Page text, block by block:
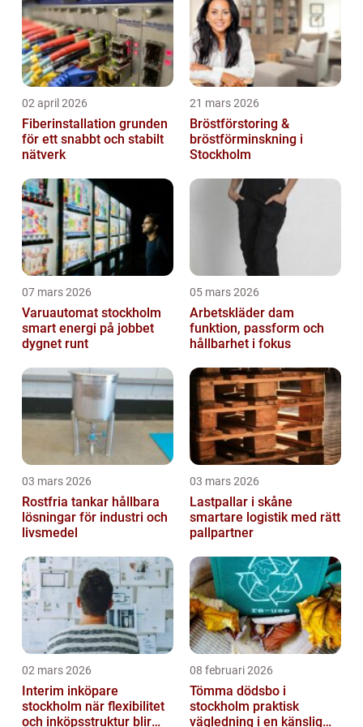
02 april 2026
Fiberinstallation grunden
för ett snabbt och stabilt
nätverk
21 mars 2026
Bröstförstoring &
bröstförminskning i
Stockholm
07 mars 2026
Varuautomat stockholm
smart energi på jobbet
dygnet runt
05 mars 2026
Arbetskläder dam
funktion, passform och
hållbarhet i fokus
03 mars 2026
Rostfria tankar hållbara
lösningar för industri och
livsmedel
03 mars 2026
Lastpallar i skåne
smartare logistik med rätt
pallpartner
02 mars 2026
Interim inköpare
stockholm när flexibilitet
och inköpsstruktur blir
08 februari 2026
Tömma dödsbo i
stockholm praktisk
vägledning i en känslig